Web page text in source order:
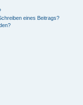
eines Beitrags?